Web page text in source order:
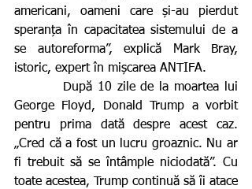
americani, oameni care și-au pierdut
speranța în capacitatea sistemului de a
se autoreforma”, explică Mark Bray,
istoric, expert în mișcarea ANTIFA.
George Floyd, Donald Trump a vorbit
pentru prima dată despre acest caz.
„Cred că a fost un lucru groaznic. Nu ar
fi trebuit să se întâmple niciodată”. Cu
toate acestea, Trump continuă să îi atace